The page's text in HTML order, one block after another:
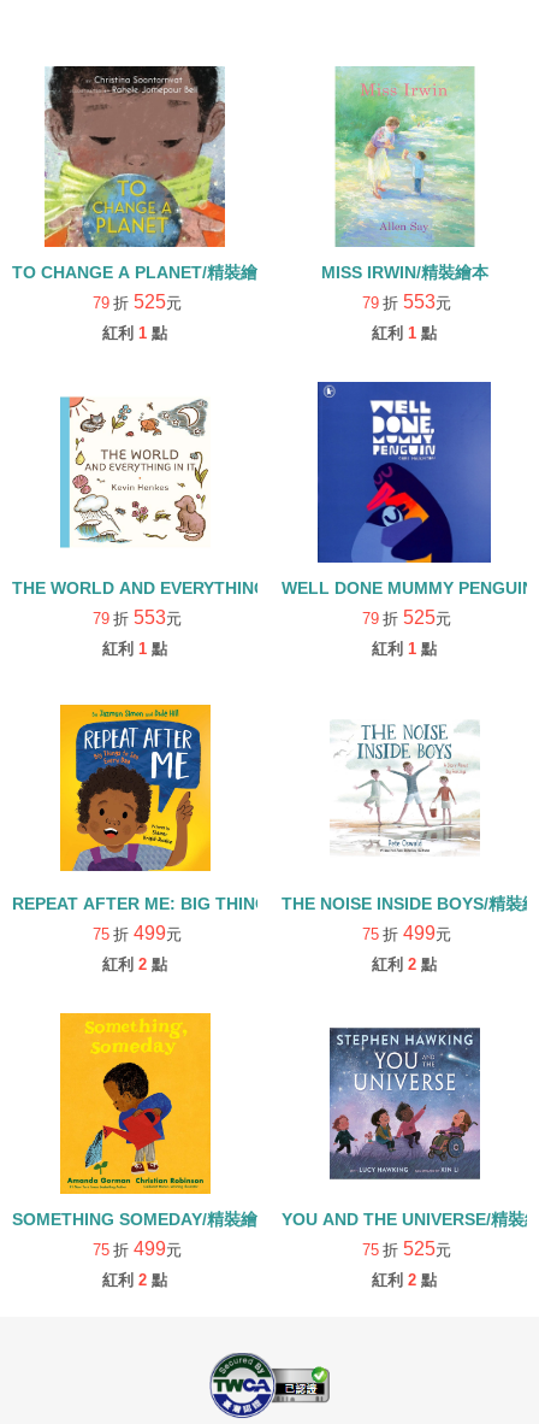
TO CHANGE A PLANET/精裝繪本
79 折 525元
紅利 1 點
MISS IRWIN/精裝繪本
79 折 553元
紅利 1 點
THE WORLD AND EVERYTHING IN IT/精裝繪本
79 折 553元
紅利 1 點
WELL DONE MUMMY
79 折 525元
紅利 1 點
REPEAT AFTER ME: BIG THINGS TO SAY EVERY DAY/精裝繪本
75 折 499元
紅利 2 點
THE NOISE INSIDE BOYS/精裝
75 折 499元
紅利 2 點
SOMETHING SOMEDAY/精裝繪本
75 折 499元
紅利 2 點
YOU AND THE UNIVERSE/精裝
75 折 525元
紅利 2 點